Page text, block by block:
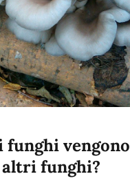
vengono
funghi?